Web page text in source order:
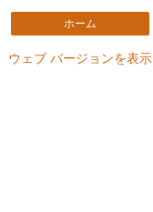
ホーム
ウェブ バージョンを表示